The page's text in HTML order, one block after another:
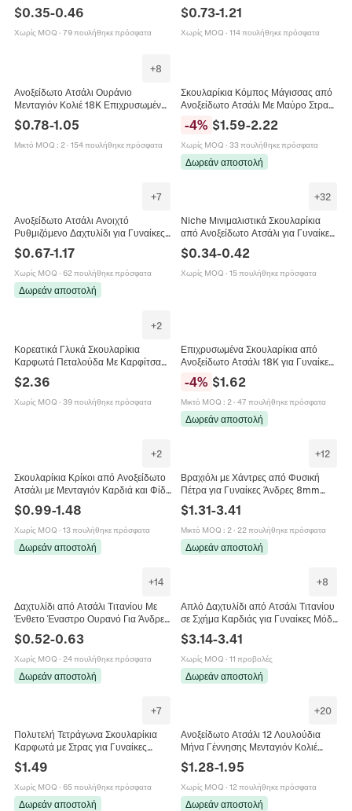
Γεωμετρικά Στρογγυλά Κοσμήματα
$0.35-0.46
Χωρίς MOQ · 79 πουλήθηκε πρόσφατα
Κόσμημα Δώρο Ραντεβού
$0.73-1.21
Χωρίς MOQ · 114 πουλήθηκε πρόσφατα
+8
Ανοξείδωτο Ατσάλι Ουράνιο
Μενταγιόν Κολιέ 18K Επιχρυσωμένο
Μποέμ Φεγγάρι Ήλιος Αστέρι Μάτι
Κολιέ για Γυναίκες Κοσμήματα
$0.78-1.05
Μικτό MOQ : 2· 154 πουλήθηκε πρόσφατα
Σκουλαρίκια Κόμπος Μάγισσας από
Ανοξείδωτο Ατσάλι Με Μαύρο Στρας
Κελτικός Κόμπος Γεωμετρικά
Σκουλαρίκια Γυναικεία
-4% $1.59-2.22
Χωρίς MOQ · 33 πουλήθηκε πρόσφατα
Δωρεάν αποστολή
+7
Ανοξείδωτο Ατσάλι Ανοιχτό
Ρυθμιζόμενο Δαχτυλίδι για Γυναίκες
Κομψό Κόσμημα με Τεχνητό
Μαργαριτάρι Στρας Λουλούδι Καρδιά
$0.67-1.17
Χωρίς MOQ · 62 πουλήθηκε πρόσφατα
Δωρεάν αποστολή
+32
Niche Μινιμαλιστικά Σκουλαρίκια
από Ανοξείδωτο Ατσάλι για Γυναίκες
Origami Γερανός Τάρανδος Ρόδο
Ψαλίδι Κοσμήματα Μόδας
$0.34-0.42
Χωρίς MOQ · 15 πουλήθηκε πρόσφατα
+2
Κορεατικά Γλυκά Σκουλαρίκια
Καρφωτά Πεταλούδα Με Καρφίτσα
από Ασήμι 925 Χαλκός Στρας
Κοσμήματα για Γυναίκες Δώρο
$2.36
Χωρίς MOQ · 39 πουλήθηκε πρόσφατα
Επιχρυσωμένα Σκουλαρίκια από
Ανοξείδωτο Ατσάλι 18K για Γυναίκες
Μινιμαλιστικό Γεωμετρικό Σχέδιο
Φτερό και Σταγόνα με Καρφίτσα
Ασήμι 925
-4% $1.62
Μικτό MOQ : 2· 47 πουλήθηκε πρόσφατα
Δωρεάν αποστολή
+2
Σκουλαρίκια Κρίκοι από Ανοξείδωτο
Ατσάλι με Μενταγιόν Καρδιά και Φίδι
για Γυναίκες Χρυσό Ασημί
Κοσμήματα Φίδι
$0.99-1.48
Χωρίς MOQ · 13 πουλήθηκε πρόσφατα
Δωρεάν αποστολή
+12
Βραχιόλι με Χάντρες από Φυσική
Πέτρα για Γυναίκες Άνδρες 8mm
Στρογγυλό Αχάτης Ιάδεη
Χαλκηδόνιος Χάντρες Ελαστικό
Βραχιόλι Κοσμήματα
$1.31-3.41
Μικτό MOQ : 2· 22 πουλήθηκε πρόσφατα
Δωρεάν αποστολή
+14
Δαχτυλίδι από Ατσάλι Τιτανίου Με
Ένθετο Έναστρο Ουρανό Για Άνδρες
Γάμος Κοσμήματα Δώρο
$0.52-0.63
Χωρίς MOQ · 24 πουλήθηκε πρόσφατα
Δωρεάν αποστολή
+8
Απλό Δαχτυλίδι από Ατσάλι Τιτανίου
σε Σχήμα Καρδιάς για Γυναίκες Μόδα
Γενεθλίων
$3.14-3.41
Χωρίς MOQ · 11 προβολές
Δωρεάν αποστολή
+7
Πολυτελή Τετράγωνα Σκουλαρίκια
Καρφωτά με Στρας για Γυναίκες
Χάλκινα Γεωμετρικά Halo Με
Καρφίτσα από Ασήμι 925
Κοσμήματα
$1.49
Χωρίς MOQ · 65 πουλήθηκε πρόσφατα
Δωρεάν αποστολή
+20
Ανοξείδωτο Ατσάλι 12 Λουλούδια
Μήνα Γέννησης Μενταγιόν Κολιέ
Χρυσό Ασημί Σμάλτο Λουλούδι Κολιέ
για Γυναίκες Μόδα Κοσμήματα
$1.28-1.95
Χωρίς MOQ · 12 πουλήθηκε πρόσφατα
Δωρεάν αποστολή